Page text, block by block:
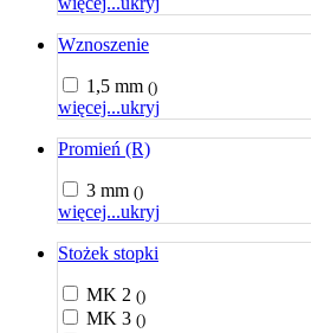
Wznoszenie
1,5 mm ()
więcej...ukryj
Promień (R)
3 mm ()
więcej...ukryj
Stożek stopki
MK 2 ()
MK 3 ()